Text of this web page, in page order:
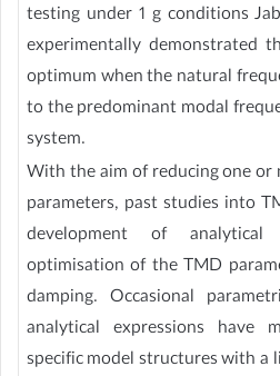
testing under 1 g conditions
experimentally demonstrated
optimum when the natural
to the predominant modal
system.
With the aim of reducing one
parameters, past studies into
development of
optimisation of the TMD
damping. Occasional
analytical expressions have
specific model structures with a